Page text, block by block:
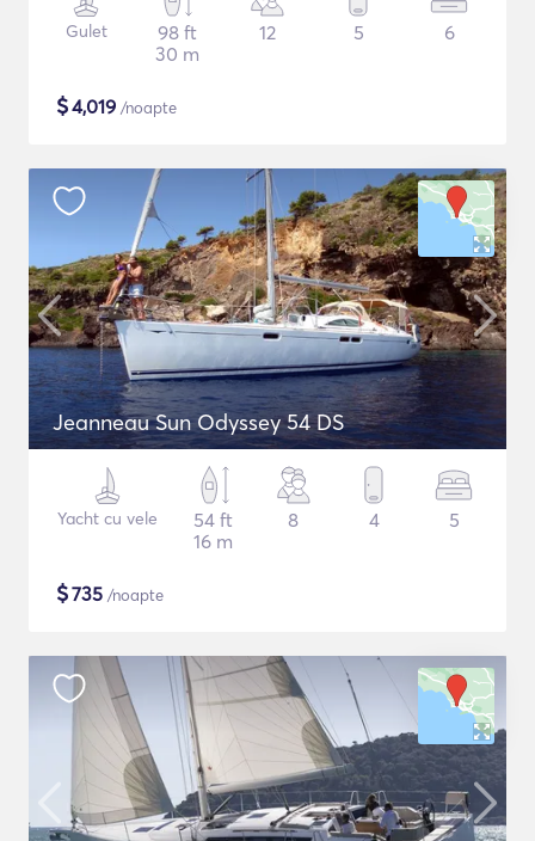
Gulet
98 ft
30 m
12 5 6
$4,019 /noapte
Jeanneau Sun Odyssey 54 DS
Yacht cu vele
54 ft
16 m
8 4 5
$735 /noapte